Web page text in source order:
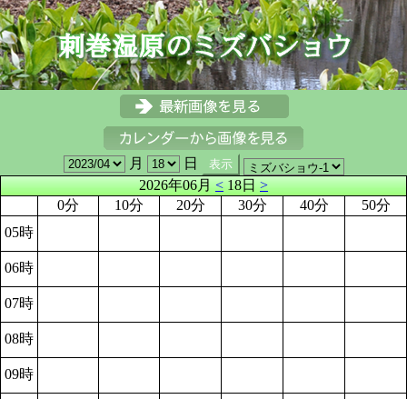
月
日
2026年06月<18日>
0分
10分 20分 30分 40分
50分
05時
06時
07時
08時
09時